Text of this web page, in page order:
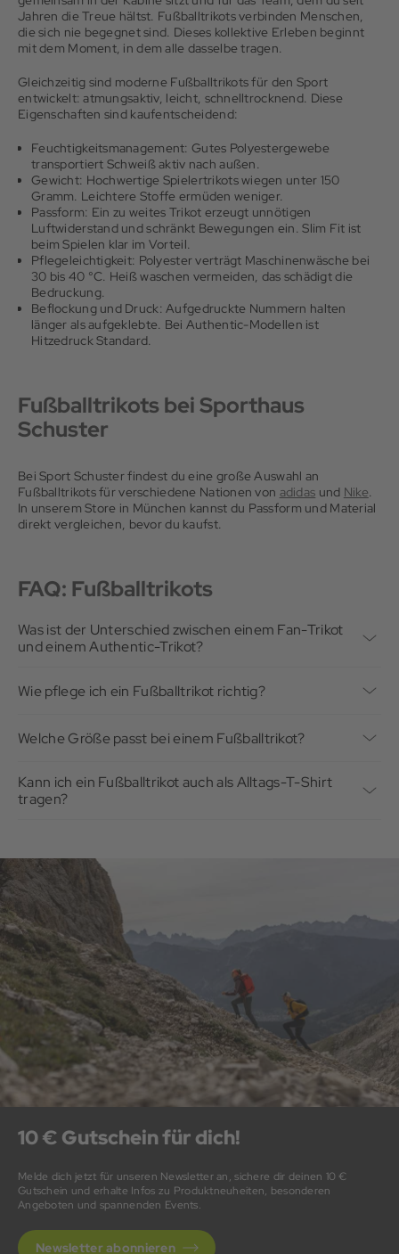
Jahren die Treue hältst. Fußballtrikots verbinden Menschen,
die sich nie begegnet sind. Dieses kollektive Erleben beginnt
mit dem Moment, in dem alle dasselbe tragen.
Gleichzeitig sind moderne Fußballtrikots für den Sport
entwickelt: atmungsaktiv, leicht, schnelltrocknend. Diese
Eigenschaften sind kaufentscheidend:
Feuchtigkeitsmanagement: Gutes Polyestergewebe
transportiert Schweiß aktiv nach außen.
Gewicht: Hochwertige Spielertrikots wiegen unter 150
Gramm. Leichtere Stoffe ermüden weniger.
Passform: Ein zu weites Trikot erzeugt unnötigen
Luftwiderstand und schränkt Bewegungen ein. Slim Fit ist
beim Spielen klar im Vorteil.
Pflegeleichtigkeit: Polyester verträgt Maschinenwäsche bei
30 bis 40 °C. Heiß waschen vermeiden, das schädigt die
Bedruckung.
Beflockung und Druck: Aufgedruckte Nummern halten
länger als aufgeklebte. Bei Authentic-Modellen ist
Hitzedruck Standard.
Fußballtrikots bei Sporthaus
Schuster
Bei Sport Schuster findest du eine große Auswahl an
Fußballtrikots für verschiedene Nationen von adidas und Nike.
In unserem Store in München kannst du Passform und Material
direkt vergleichen, bevor du kaufst.
FAQ: Fußballtrikots
Was ist der Unterschied zwischen einem Fan-Trikot
und einem Authentic-Trikot?
entsprechen dem Spielermodell, sitzen enger, wiegen weniger
hauptsächlich auf der Tribüne trägt, fährt mit der Fan-Version
Wie pflege ich ein Fußballtrikot richtig?
reduziert die Atmungsaktivität. Trikot auf links waschen und
Nummern und Logos dauerhaft.
Welche Größe passt bei einem Fußballtrikot?
greifen kann manchmal sinnvoll sein. Fan-Trikots entsprechen
eher normalen T-Shirt-Größen. Im Zweifel hilft ein direkter
Größenvergleich in unserem Store in München.
Kann ich ein Fußballtrikot auch als Alltags-T-Shirt
tragen?
geschnittene Authentic-Version. Wer Komfort im Alltag
priorisiert, greift besser zu einem Trainingsshirt aus dem
gleichen Sortiment.
10 € Gutschein für dich!
Melde dich jetzt für unseren Newsletter an, sichere dir deinen 10 €
Gutschein und erhalte Infos zu Produktneuheiten, besonderen
Angeboten und spannenden Events.
Newsletter abonnieren